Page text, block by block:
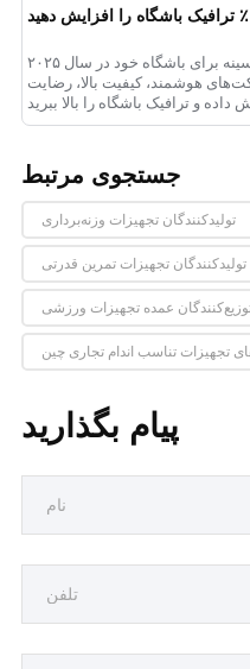
چهار ارتقاء متحول‌کننده‌ی دستگاه پرس سینه برای باشگاه خود در سال ۲۰۲۵
هوشمند، کیفیت بالا، رضایت
جستجوی مرتبط
تولیدکنندگان تجهیزات وزنه‌برداری
تولیدکنندگان تجهیزات تمرین قدرتی
عمده تجهیزات ورزشی
تجهیزات تناسب اندام تجاری چین
پیام بگذارید